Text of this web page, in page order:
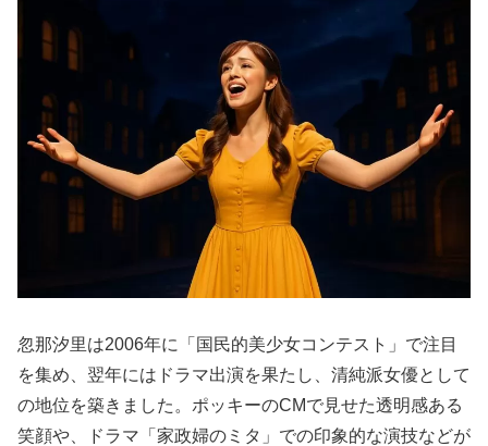
忽那汐里は2006年に「国民的美少女コンテスト」で注目
を集め、翌年にはドラマ出演を果たし、清純派女優として
の地位を築きました。ポッキーのCMで見せた透明感ある
笑顔や、ドラマ「家政婦のミタ」での印象的な演技などが